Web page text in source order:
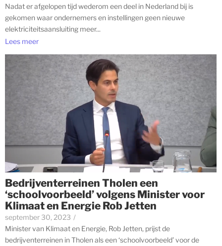
Nadat er afgelopen tijd wederom een deel in Nederland bij is
gekomen waar ondernemers en instellingen geen nieuwe
elektriciteitsaansluiting meer...
Lees meer
Bedrijventerreinen Tholen een
‘schoolvoorbeeld’ volgens Minister voor
Klimaat en Energie Rob Jetten
september 30, 2023 /
Minister van Klimaat en Energie, Rob Jetten, prijst de
bedrijventerreinen in Tholen als een ‘schoolvoorbeeld’ voor de